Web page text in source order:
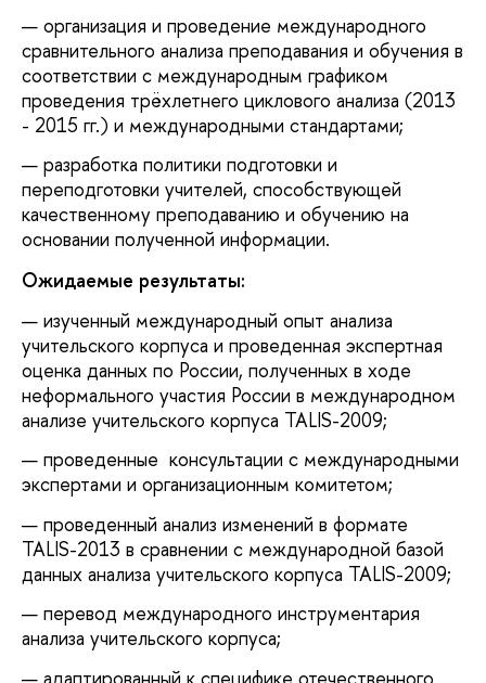
организация и проведение международного
сравнительного анализа преподавания и обучения в
соответствии с международным графиком
проведения трёхлетнего циклового анализа (2013
- 2015 гг.) и международными стандартами;
разработка политики подготовки и
переподготовки учителей, способствующей
качественному преподаванию и обучению на
основании полученной информации.
Ожидаемые результаты:
изученный международный опыт анализа
учительского корпуса и проведенная экспертная
оценка данных по России, полученных в ходе
неформального участия России в международном
анализе учительского корпуса TALIS-2009;
проведенные консультации с международными
экспертами и организационным комитетом;
проведенный анализ изменений в формате
TALIS-2013 в сравнении с международной базой
данных анализа учительского корпуса TALIS-2009;
перевод международного инструментария
анализа учительского корпуса;